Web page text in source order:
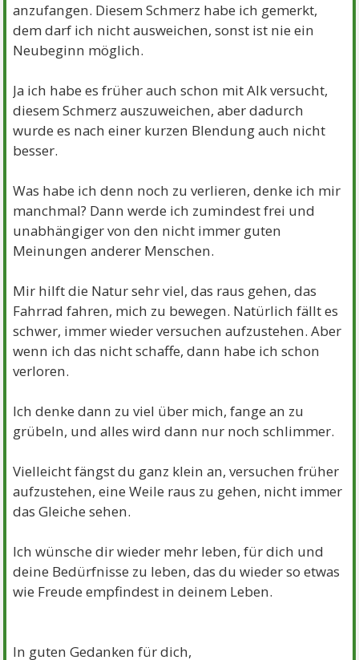
anzufangen. Diesem Schmerz habe ich gemerkt,
dem darf ich nicht ausweichen, sonst ist nie ein
Neubeginn möglich.
Ja ich habe es früher auch schon mit Alk versucht,
diesem Schmerz auszuweichen, aber dadurch
wurde es nach einer kurzen Blendung auch nicht
besser.
Was habe ich denn noch zu verlieren, denke ich mir
manchmal? Dann werde ich zumindest frei und
unabhängiger von den nicht immer guten
Meinungen anderer Menschen.
Mir hilft die Natur sehr viel, das raus gehen, das
Fahrrad fahren, mich zu bewegen. Natürlich fällt es
schwer, immer wieder versuchen aufzustehen. Aber
wenn ich das nicht schaffe, dann habe ich schon
verloren.
Ich denke dann zu viel über mich, fange an zu
grübeln, und alles wird dann nur noch schlimmer.
Vielleicht fängst du ganz klein an, versuchen früher
aufzustehen, eine Weile raus zu gehen, nicht immer
das Gleiche sehen.
Ich wünsche dir wieder mehr leben, für dich und
deine Bedürfnisse zu leben, das du wieder so etwas
wie Freude empfindest in deinem Leben.
In guten Gedanken für dich,